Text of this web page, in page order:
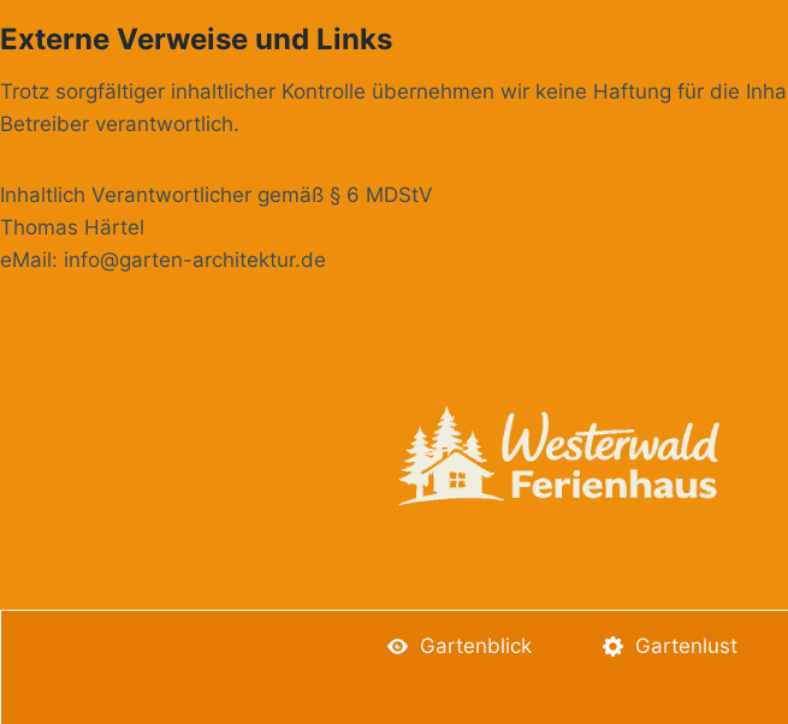
Externe Verweise und Links
Trotz sorgfältiger inhaltlicher Kontrolle übernehmen wir keine Haftung für die
Betreiber verantwortlich.
Inhaltlich Verantwortlicher gemäß § 6 MDStV
Thomas Härtel
eMail: info@garten-architektur.de
Gartenblick Gartenlust